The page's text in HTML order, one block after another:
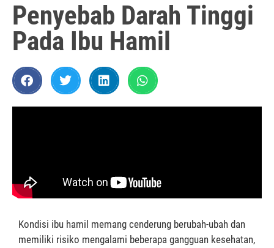
Penyebab Darah Tinggi
Pada Ibu Hamil
Kondisi ibu hamil memang cenderung berubah-ubah dan
memiliki risiko mengalami beberapa gangguan kesehatan,